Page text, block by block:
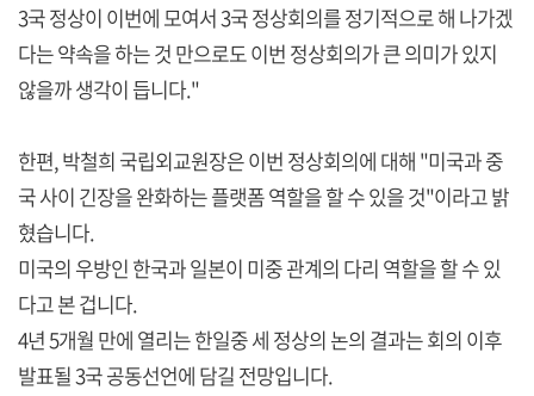
3국 정상이 이번에 모여서 3국 정상회의를 정기적으로 해 나가겠
다는 약속을 하는 것 만으로도 이번 정상회의가 큰 의미가 있지
않을까 생각이 듭니다."
한편, 박철희 국립외교원장은 이번 정상회의에 대해 "미국과 중
국 사이 긴장을 완화하는 플랫폼 역할을 할 수 있을 것"이라고 밝
혔습니다.
미국의 우방인 한국과 일본이 미중 관계의 다리 역할을 할 수 있
다고 본 겁니다.
4년 5개월 만에 열리는 한일중 세 정상의 논의 결과는 회의 이후
발표될 3국 공동선언에 담길 전망입니다.